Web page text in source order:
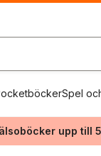
Spel
upp till